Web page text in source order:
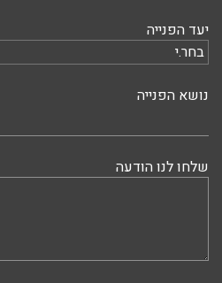
יעד הפנייה
נושא הפנייה
שלחו לנו הודעה